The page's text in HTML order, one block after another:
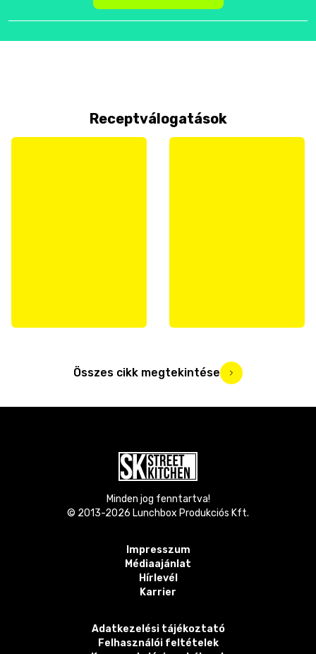
Receptválogatások
Összes cikk megtekintése
Minden jog fenntartva!
© 2013-2026 Lunchbox Produkciós Kft.
Impresszum
Médiaajánlat
Hírlevél
Karrier
Adatkezelési tájékoztató
Felhasználói feltételek